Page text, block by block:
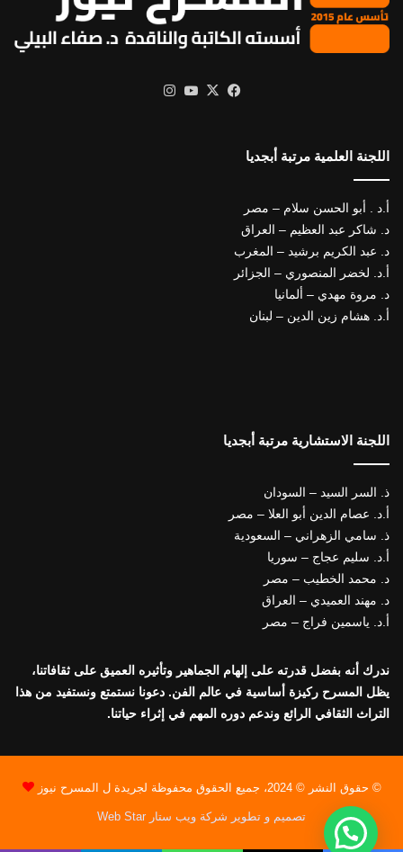
فيسبوك
X يوتيوب
اللجنة العلمية مرتبة أبجديا
أ.د . أبو الحسن سلام – مصر
د. شاكر عبد العظيم – العراق
د. عبد الكريم برشيد – المغرب
أ.د. لخضر المنصوري – الجزائر
د. مروة مهدي – ألمانيا
أ.د. هشام زين الدين – لبنان
اللجنة الاستشارية مرتبة أبجديا
ذ. السر السيد – السودان
أ.د. عصام الدين أبو العلا – مصر
ذ. سامي الزهراني – السعودية
أ.د. سليم عجاج – سوريا
د. محمد الخطيب – مصر
د. مهند العميدي – العراق
أ.د. ياسمين فراج – مصر
ندرك أنه بفضل قدرته على إلهام الجماهير وتأثيره العميق على ثقافاتنا،
يظل المسرح ركيزة أساسية في عالم الفن. دعونا نستمتع ونستفيد من هذا
التراث الثقافي الرائع وندعم دوره المهم في إثراء حياتنا.
© حقوق النشر © 2024، جميع الحقوق محفوظة لجريدة ل المسرح نيوز
تصميم و تطوير شركة ويب ستار Web Star